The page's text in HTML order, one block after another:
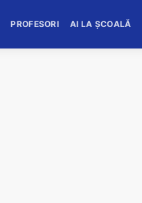
PROFESORI AI LA ȘCOALĂ